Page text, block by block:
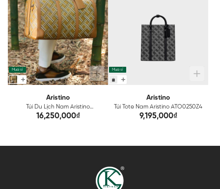
Mua sỉ
Aristino
Túi Du Lịch Nam Aristino
AVB0240Z4
16,250,000₫
Mua sỉ
Aristino
Túi Tote Nam Aristino ATO0250Z4
9,195,000₫